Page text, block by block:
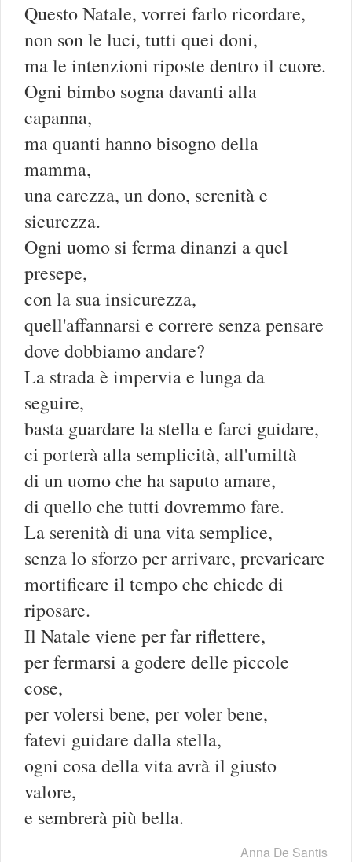
Questo Natale, vorrei farlo ricordare,
non son le luci, tutti quei doni,
ma le intenzioni riposte dentro il cuore.
Ogni bimbo sogna davanti alla
capanna,
ma quanti hanno bisogno della
mamma,
una carezza, un dono, serenità e
sicurezza.
Ogni uomo si ferma dinanzi a quel
presepe,
con la sua insicurezza,
quell'affannarsi e correre senza pensare
dove dobbiamo andare?
La strada è impervia e lunga da
seguire,
basta guardare la stella e farci guidare,
ci porterà alla semplicità, all'umiltà
di un uomo che ha saputo amare,
di quello che tutti dovremmo fare.
La serenità di una vita semplice,
senza lo sforzo per arrivare, prevaricare
mortificare il tempo che chiede di
riposare.
Il Natale viene per far riflettere,
per fermarsi a godere delle piccole
cose,
per volersi bene, per voler bene,
fatevi guidare dalla stella,
ogni cosa della vita avrà il giusto
valore,
e sembrerà più bella.
Anna De Santis